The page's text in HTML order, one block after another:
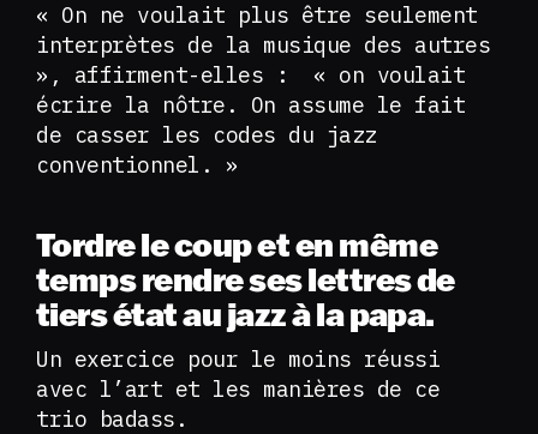
« On ne voulait plus être seulement
interprètes de la musique des autres
», affirment-elles : « on voulait
écrire la nôtre. On assume le fait
de casser les codes du jazz
conventionnel. »
Tordre le coup et en même
temps rendre ses lettres de
tiers état au jazz à la papa.
Un exercice pour le moins réussi
avec l’art et les manières de ce
trio badass.